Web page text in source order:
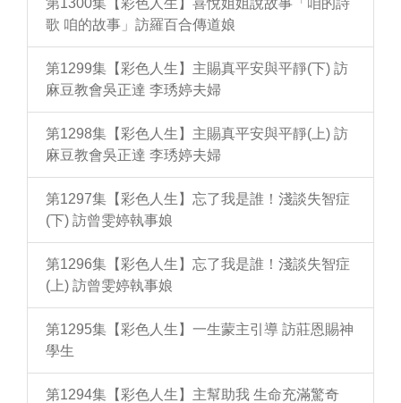
第1300集【彩色人生】喜悅姐姐說故事「咱的詩
歌 咱的故事」訪羅百合傳道娘
第1299集【彩色人生】主賜真平安與平靜(下) 訪
麻豆教會吳正達 李琇婷夫婦
第1298集【彩色人生】主賜真平安與平靜(上) 訪
麻豆教會吳正達 李琇婷夫婦
第1297集【彩色人生】忘了我是誰！淺談失智症
(下) 訪曾雯婷執事娘
第1296集【彩色人生】忘了我是誰！淺談失智症
(上) 訪曾雯婷執事娘
第1295集【彩色人生】一生蒙主引導 訪莊恩賜神
學生
第1294集【彩色人生】主幫助我 生命充滿驚奇